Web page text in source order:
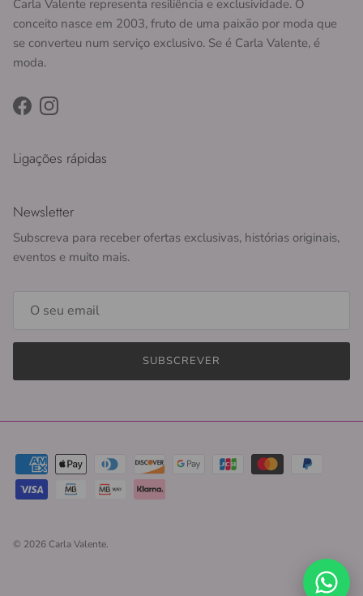
Carla Valente representa resiliência e exclusividade. O
conceito nasce em 2003, fruto de uma paixão por moda que
se converteu num serviço exclusivo. Se é Carla Valente, é
moda.
FacebookInstagram
Ligações rápidas
Newsletter
Subscreva para receber ofertas exclusivas, histórias originais,
eventos e muito mais.
SUBSCREVER
© 2026 Carla Valente.